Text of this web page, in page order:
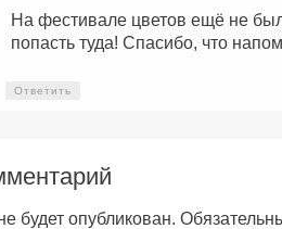
На фестивале цветов ещё не
попасть туда! Спасибо, что
Ответить
будет опубликован.